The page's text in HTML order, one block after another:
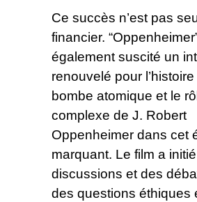
Ce succès n’est pas
financier.
également suscité un
renouvelé pour
bombe atomique et le
complexe de J. Robert
Oppenheimer dans cet
marquant. Le film a
discussions et des
des questions éthiques